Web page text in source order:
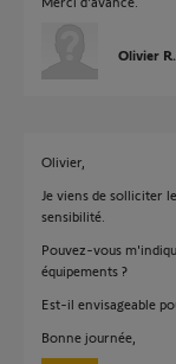
Olivier R.
Olivier,
Je viens de solliciter
sensibilité.
Pouvez-vous
équipements ?
Est-il envisageable
Bonne journée,